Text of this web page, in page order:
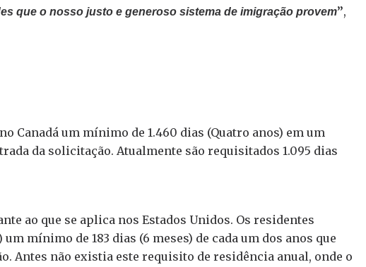
que o nosso justo e generoso sistema de imigração provem”,
Canadá um mínimo de 1.460 dias (Quatro anos) em um
da solicitação. Atualmente são requisitados 1.095 dias
ao que se aplica nos Estados Unidos. Os residentes
mínimo de 183 dias (6 meses) de cada um dos anos que
Antes não existia este requisito de residência anual, onde o